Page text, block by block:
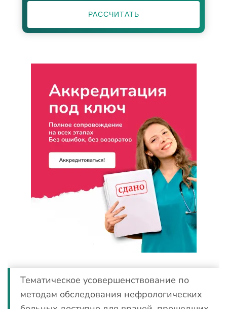
РАССЧИТАТЬ
Тематическое усовершенствование по
методам обследования нефрологических